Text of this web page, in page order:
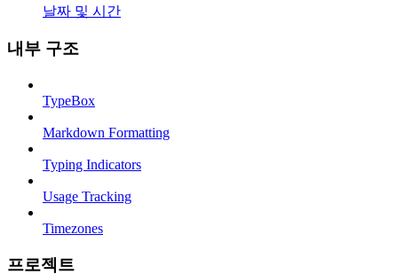
날짜 및 시간
내부 구조
TypeBox
Markdown Formatting
Typing Indicators
Usage Tracking
Timezones
프로젝트